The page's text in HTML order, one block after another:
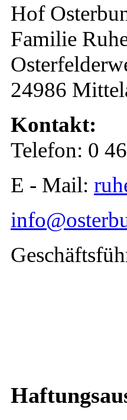
Hof
Familie
24986
Kontakt:
Telefon: 0
E - Mail: